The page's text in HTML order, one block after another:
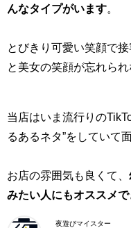
んなタイプがいます。
とびきり可愛い笑顔で
と美女の笑顔が忘れられ
当店はいま流行りの
るあるネタ”をしていて
お店の雰囲気も良くて、
みたい人にもオススメ
夜遊びマイスター